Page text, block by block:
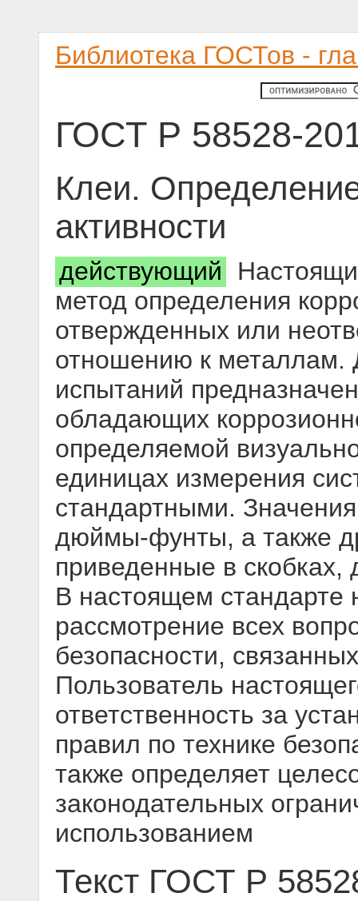
Библиотека ГОСТов -
ГОСТ Р 58528-
Клеи.
активности
действующий
метод определения
отвержденных или
отношению к
испытаний
обладающих
определяемой
единицах измерения
стандартными.
дюймы-фунты, а также
приведенные в
В настоящем стандарте
рассмотрение всех
безопасности,
Пользователь
ответственность за
правил по технике
также определяет
законодательных
использованием
Текст ГОСТ Р